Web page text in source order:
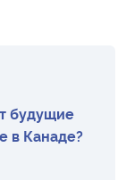
будущие
в Канаде?